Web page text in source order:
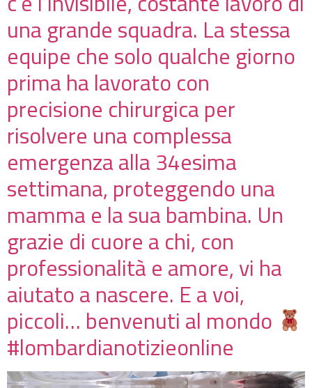
una grande squadra. La stessa
equipe che solo qualche giorno
prima ha lavorato con
precisione chirurgica per
risolvere una complessa
emergenza alla 34esima
settimana, proteggendo una
mamma e la sua bambina. Un
grazie di cuore a chi, con
professionalità e amore, vi ha
aiutato a nascere. E a voi,
piccoli… benvenuti al mondo
#lombardianotizieonline